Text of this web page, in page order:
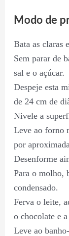
Modo de
Bata as claras
Sem parar de
sal e o açúcar.
Despeje esta
de 24 cm de
Nivele a
Leve ao forno
por
Desenforme
Para o molho,
condensado.
Ferva o leite,
o chocolate e
Leve ao